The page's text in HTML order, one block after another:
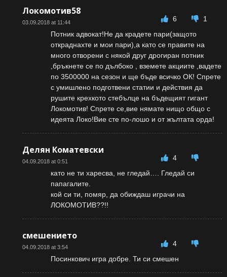
Локомотив58
03.09.2018 at 11:44 6
1
Потник адвокат!Не да крадете пари(защото
откраднахте и мои пари),а като се правите на
много отворени с някой друг дрогиран потник
,бръкнете се по дълбоко , вземете акциите ,вадете
по 3500000 на сезон и ще бъде всичко ОК! Спрете
с умишлено подготвени статии и действия да
рушите крехкото стебълце на бъдещият гигант
Локомотив! Спрете се,вие нямате нищо общо с
идеята Локо!Вие сте по-лошо и от жълтата орда!
Делян Коматевски
04.09.2018 at 0:51
4
като не ти харесва, не гледай…. Гледай си
папагалите.
кой си ти, помяр, да обиждаш играчи на
ЛОКОМОТИВ??!!
смешението
04.09.2018 at 3:54
4
Посинкович игра добре. Ти си смешен